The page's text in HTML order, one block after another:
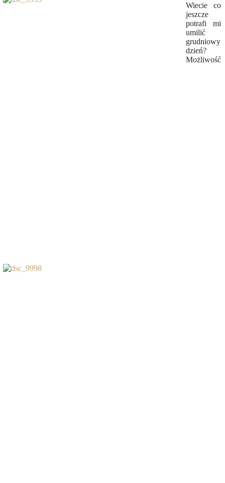
Wiecie co
jeszcze
potrafi mi
umilić
grudniowy
dzień?
Możliwość